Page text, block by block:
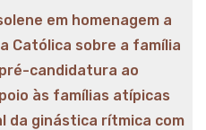
em homenagem a
Católica sobre a família
candidatura ao
às famílias atípicas
da ginástica rítmica com